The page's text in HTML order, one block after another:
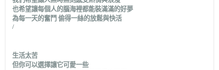
也希望讓每個人的腦海裡都能裝滿滿的好夢
為每一天的奮鬥 偷得一絲的放鬆與快活
/
生活太苦
但你可以選擇讓它可愛一些